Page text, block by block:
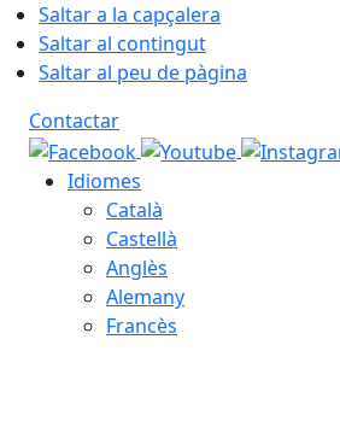
Saltar a la capçalera
Saltar al contingut
Saltar al peu de pàgina
Contactar
Idiomes
Català
Castellà
Anglès
Alemany
Francès